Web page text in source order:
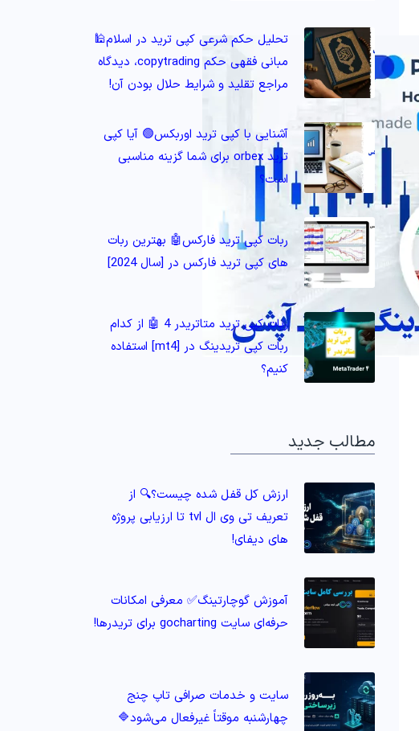
تحلیل حکم شرعی کپی ترید در اسلام🕌
مبانی فقهی حکم copytrading، دیدگاه
مراجع تقلید و شرایط حلال بودن آن!
آشنایی با کپی ترید اوربکس🟢 آیا کپی
ترید orbex برای شما گزینه مناسبی
است؟
ربات کپی ترید فارکس🤖 بهترین ربات‌
های کپی ترید فارکس در [سال 2024]
ربات کپی ترید متاتریدر 4 🤖 از کدام
ربات کپی تریدینگ در [mt4] استفاده
کنیم؟
مطالب جدید
ارزش کل قفل شده چیست؟🔍 از
تعریف تی وی ال tvl تا ارزیابی پروژه‌
های دیفای!
آموزش گوچارتینگ✅ معرفی امکانات
حرفه‌ای سایت gocharting برای تریدرها!
سایت و خدمات صرافی تاپ‌ چنج
چهارشنبه موقتاً غیرفعال می‌شود🔷